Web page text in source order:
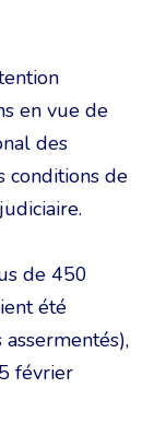
en vue de
des
conditions de
de 450
été
février